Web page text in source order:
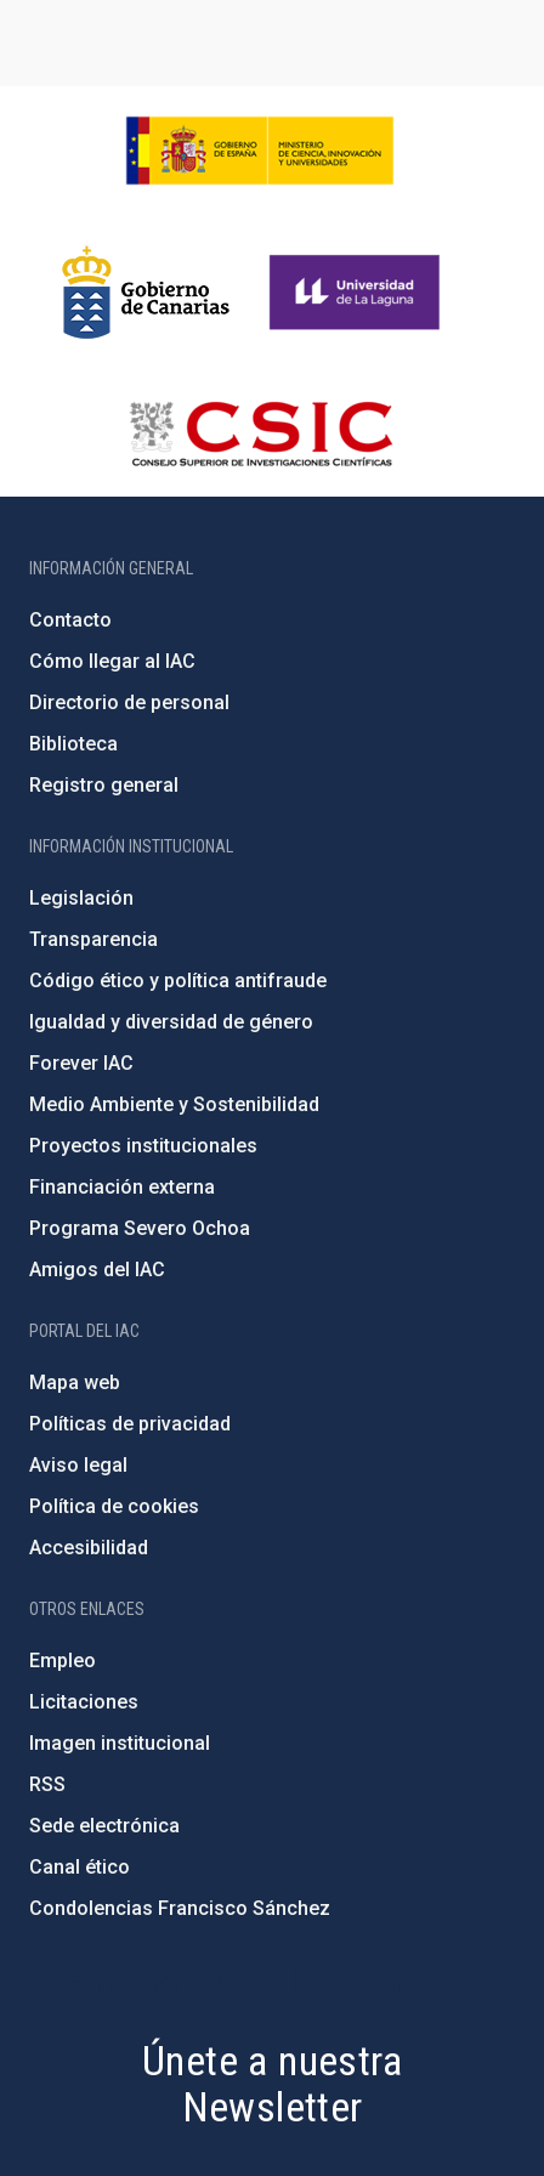
INFORMACIÓN GENERAL
Contacto
Cómo llegar al IAC
Directorio de personal
Biblioteca
Registro general
INFORMACIÓN INSTITUCIONAL
Legislación
Transparencia
Código ético y política antifraude
Igualdad y diversidad de género
Forever IAC
Medio Ambiente y Sostenibilidad
Proyectos institucionales
Financiación externa
Programa Severo Ochoa
Amigos del IAC
PORTAL DEL IAC
Mapa web
Políticas de privacidad
Aviso legal
Política de cookies
Accesibilidad
OTROS ENLACES
Empleo
Licitaciones
Imagen institucional
RSS
Sede electrónica
Canal ético
Condolencias Francisco Sánchez
Únete a nuestra
Newsletter